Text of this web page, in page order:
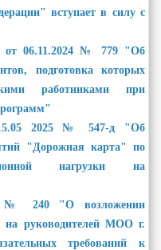
вступает в силу с
от 06.11.2024 № 779 "Об
подготовка которых
работниками при
2025 № 547-д "Об
"Дорожная карта" по
нагрузки на
№ 240 "О возложении
на руководителей МОО г.
требований к